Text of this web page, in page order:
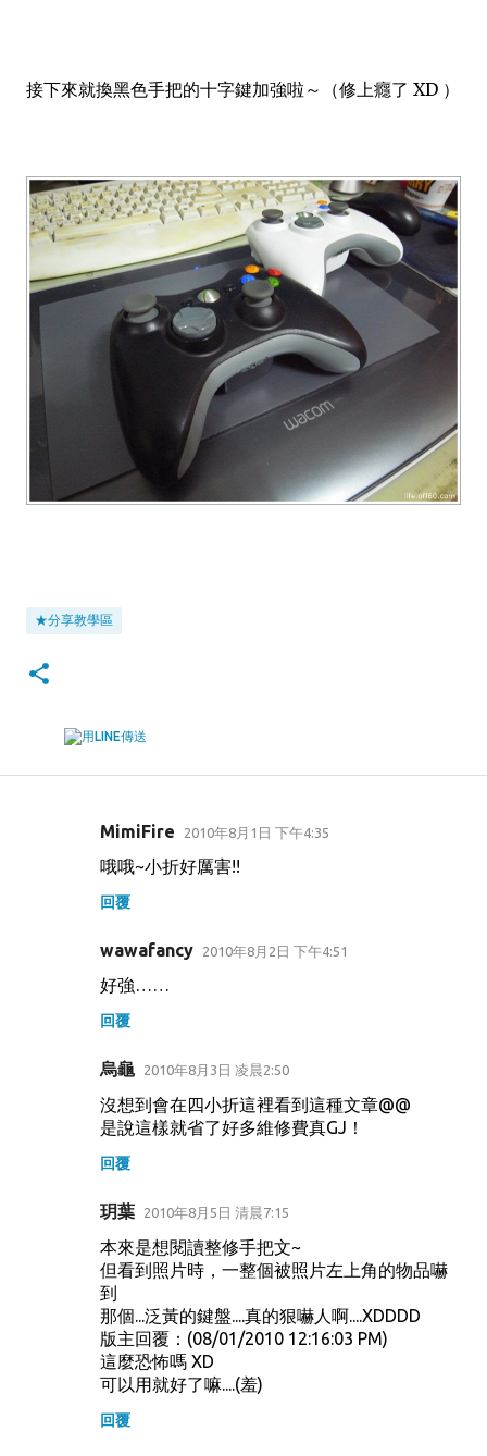
接下來就換黑色手把的十字鍵加強啦～（修上癮了 XD ）
★分享教學區
MimiFire 2010年8月1日 下午4:35
哦哦~小折好厲害!!
回覆
wawafancy 2010年8月2日 下午4:51
好強……
回覆
烏龜 2010年8月3日 凌晨2:50
沒想到會在四小折這裡看到這種文章@@
是說這樣就省了好多維修費真GJ！
回覆
玥葉 2010年8月5日 清晨7:15
本來是想閱讀整修手把文~
但看到照片時，一整個被照片左上角的物品嚇
到
那個...泛黃的鍵盤....真的狠嚇人啊....XDDDD
版主回覆：(08/01/2010 12:16:03 PM)
這麼恐怖嗎 XD
可以用就好了嘛....(羞)
回覆